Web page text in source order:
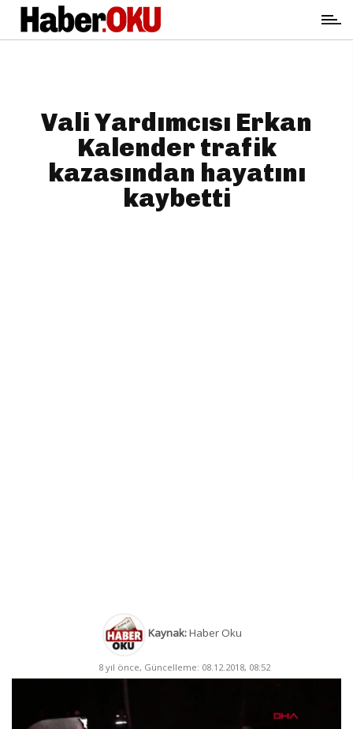
Vali Yardımcısı Erkan
Kalender trafik
kazasından hayatını
kaybetti
Kaynak:Haber Oku
8 yıl önce, Güncelleme: 08.12.2018, 08:52